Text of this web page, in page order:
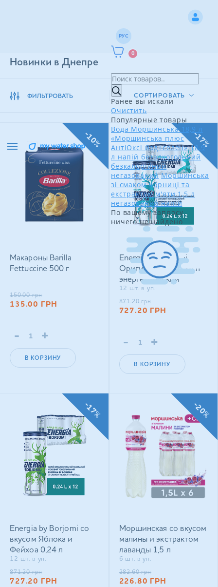
РУС
0
Ранее вы искали
Очистить
Популярные товары
Вода Моршинська 18,9 л
«Моршинська плюс
АнтіОксі йод+селен» 18,9
л напій безалкогольний
безкалорійний
негазований Моршинська
зі смаком чорниці та
екстрактом м'яти 1,5 л
негазований напій
По вашему запросу
ничего не найдено
Новинки в Днепре
ФИЛЬТРОВАТЬ СОРТИРОВАТЬ
Макароны Barilla
Fettuccine 500 г
150.00 грн
135.00 ГРН
- +
В КОРЗИНУ
-10%
Energia by Borjomi
Оригинальный 0,24 л
энергетический
сильногазированный
напиток
12 шт. в уп.
871.20 грн
727.20 ГРН
- +
В КОРЗИНУ
-17%
Energia by Borjomi со
вкусом Яблока и
Фейхоа 0,24 л
энергетический
сильногазированный
напиток
12 шт. в уп.
871.20 грн
727.20 ГРН
-17%
Моршинская со вкусом
малины и экстрактом
лаванды 1,5 л
негазированный
напиток
6 шт. в уп.
282.60 грн
226.80 ГРН
-20%